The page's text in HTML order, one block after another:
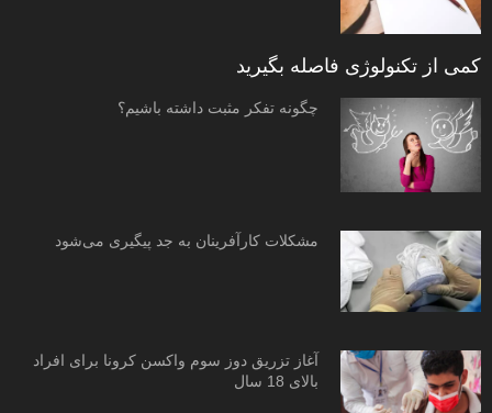
کمی از تکنولوژی فاصله بگیرید
چگونه تفکر مثبت داشته باشیم؟
مشکلات کارآفرینان به جد پیگیری می‌شود
آغاز تزریق دوز سوم واکسن کرونا برای افراد
بالای 18 سال